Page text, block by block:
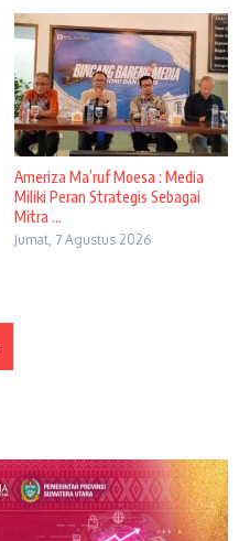
Ameriza Ma’ruf Moesa : Media
Miliki Peran Strategis Sebagai
Mitra ...
Jumat, 7 Agustus 2026